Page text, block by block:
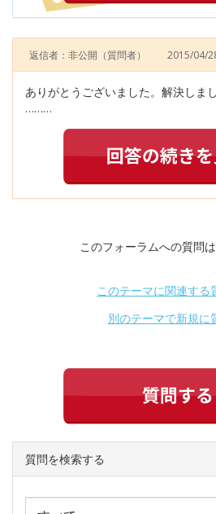
返信者：非公開 （質問者） 2015/04/
ありがとうございました。解決しま
………
このフォーラムへの質問
このテーマに関連する
別のテーマで新規に
質問を検索する